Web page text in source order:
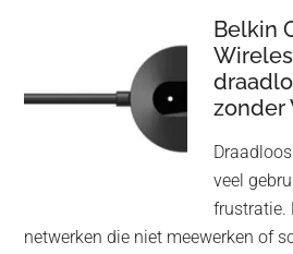
in
Belkin
zonder
veel
frustratie.
netwerken die niet meewerken of